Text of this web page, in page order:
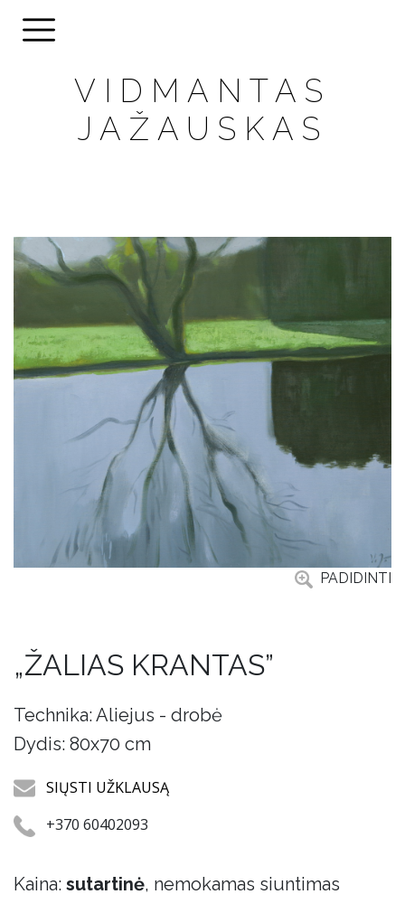
VIDMANTAS
JAŽAUSKAS
PADIDINTI
„ŽALIAS KRANTAS”
Technika: Aliejus - drobė
Dydis: 80x70 cm
SIŲSTI UŽKLAUSĄ
+370 60402093
Kaina: sutartinė, nemokamas siuntimas